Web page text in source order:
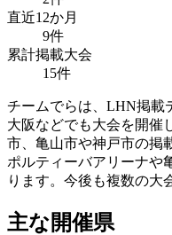
直近12か月
9件
累計掲載大会
15件
チームでらは、LHN掲載
大阪などでも大会を開催
市、亀山市や神戸市の掲
ポルティーバアリーナや
ります。今後も複数の大
主な開催県